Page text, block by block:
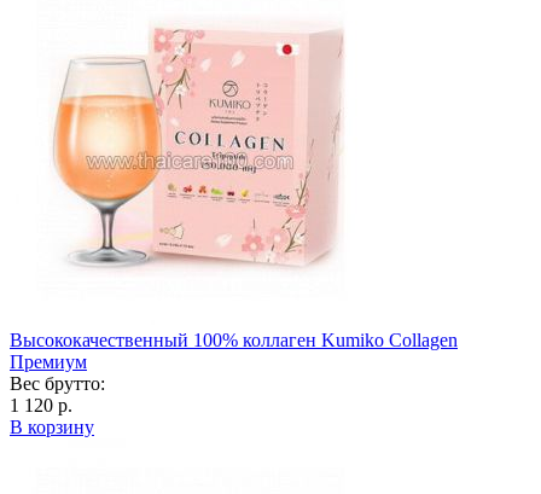
Высококачественный 100% коллаген Kumiko Collagen
Премиум
Вес брутто:
1 120 р.
В корзину